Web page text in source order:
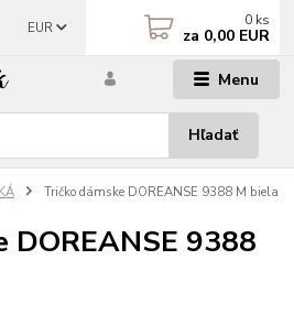
Menu
EUR
Hľadať
0 ks
za 0,00 EUR
Tričko dámske DOREANSE 9388 M biela
DOREANSE 9388